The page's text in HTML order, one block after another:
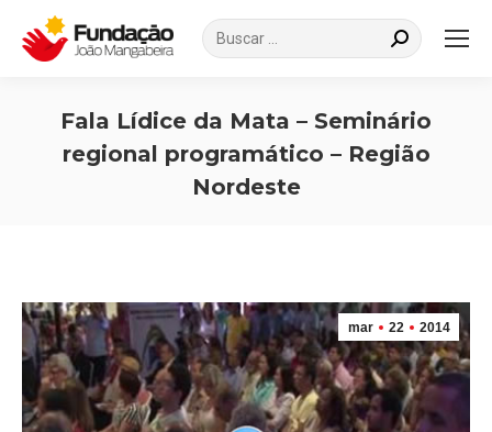
Search:
Fala Lídice da Mata – Seminário
regional programático – Região
Nordeste
mar 22 2014